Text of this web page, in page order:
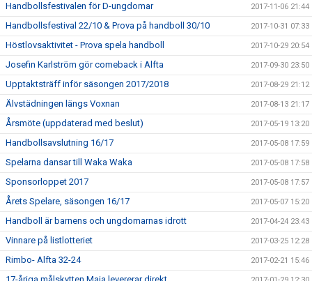
Handbollsfestivalen för D-ungdomar 2017-11-06 21:44
Handbollsfestival 22/10 & Prova på handboll 30/10 2017-10-31 07:33
Höstlovsaktivitet - Prova spela handboll 2017-10-29 20:54
Josefin Karlström gör comeback i Alfta 2017-09-30 23:50
Upptaktsträff inför säsongen 2017/2018 2017-08-29 21:12
Älvstädningen längs Voxnan 2017-08-13 21:17
Årsmöte (uppdaterad med beslut) 2017-05-19 13:20
Handbollsavslutning 16/17 2017-05-08 17:59
Spelarna dansar till Waka Waka 2017-05-08 17:58
Sponsorloppet 2017 2017-05-08 17:57
Årets Spelare, säsongen 16/17 2017-05-07 15:20
Handboll är barnens och ungdomarnas idrott 2017-04-24 23:43
Vinnare på listlotteriet 2017-03-25 12:28
Rimbo- Alfta 32-24 2017-02-21 15:46